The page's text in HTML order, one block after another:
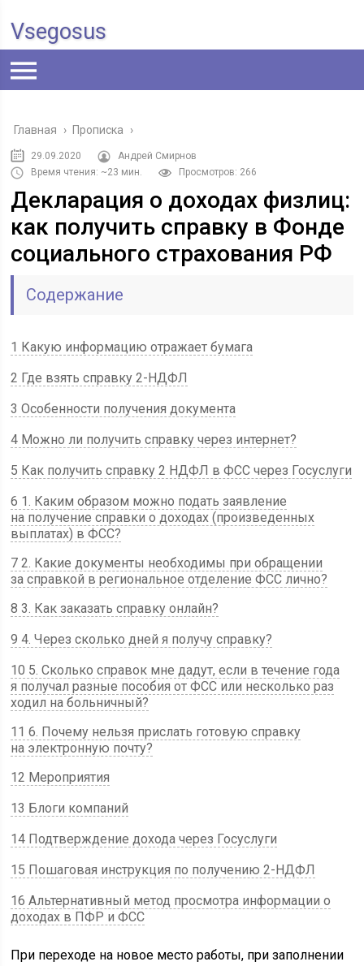
Vsegosus
Главная › Прописка ›
29.09.2020
Андрей Смирнов
Время чтения: ~23 мин.
Просмотров: 266
Декларация о доходах физлиц:
как получить справку в Фонде
социального страхования РФ
Содержание
1 Какую информацию отражает бумага
2 Где взять справку 2-НДФЛ
3 Особенности получения документа
4 Можно ли получить справку через интернет?
5 Как получить справку 2 НДФЛ в ФСС через Госуслуги
6 1. Каким образом можно подать заявление
на получение справки о доходах (произведенных
выплатах) в ФСС?
7 2. Какие документы необходимы при обращении
за справкой в региональное отделение ФСС лично?
8 3. Как заказать справку онлайн?
9 4. Через сколько дней я получу справку?
10 5. Сколько справок мне дадут, если в течение года
я получал разные пособия от ФСС или несколько раз
ходил на больничный?
11 6. Почему нельзя прислать готовую справку
на электронную почту?
12 Мероприятия
13 Блоги компаний
14 Подтверждение дохода через Госуслуги
15 Пошаговая инструкция по получению 2-НДФЛ
16 Альтернативный метод просмотра информации о
доходах в ПФР и ФСС
При переходе на новое место работы, при заполнении